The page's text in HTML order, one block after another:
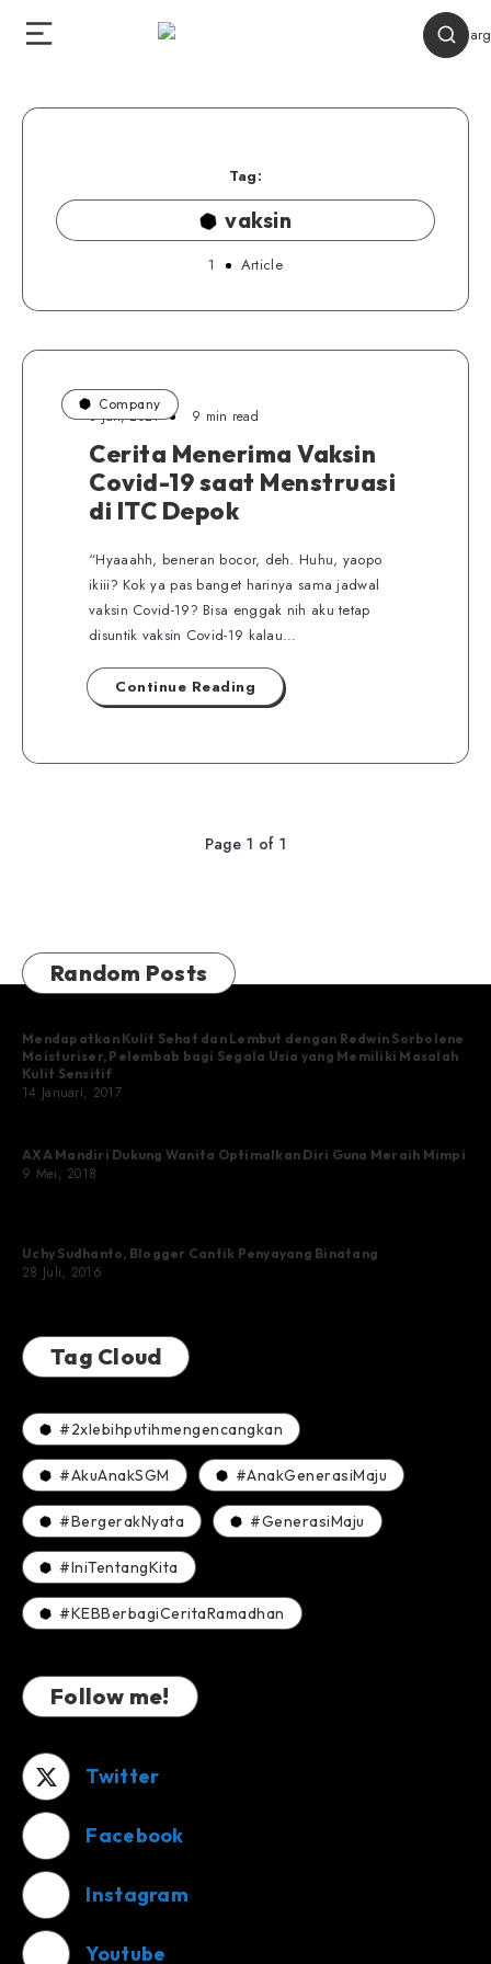
Tag:
vaksin
1 Article
Company
8 Juli, 2021 9 min read
Cerita Menerima Vaksin
Covid-19 saat Menstruasi
di ITC Depok
“Hyaaahh, beneran bocor, deh. Huhu, yaopo
ikiii? Kok ya pas banget harinya sama jadwal
vaksin Covid-19? Bisa enggak nih aku tetap
disuntik vaksin Covid-19 kalau…
Continue Reading
Page 1 of 1
Random Posts
Mendapatkan Kulit Sehat dan Lembut dengan Redwin Sorbolene
Moisturiser, Pelembab bagi Segala Usia yang Memiliki Masalah
Kulit Sensitif
14 Januari, 2017
AXA Mandiri Dukung Wanita Optimalkan Diri Guna Meraih Mimpi
9 Mei, 2018
Uchy Sudhanto, Blogger Cantik Penyayang Binatang
28 Juli, 2016
Tag Cloud
#2xlebihputihmengencangkan
#AkuAnakSGM #AnakGenerasiMaju
#BergerakNyata #GenerasiMaju
#IniTentangKita
#KEBBerbagiCeritaRamadhan
Follow me!
Twitter
Facebook
Instagram
Youtube